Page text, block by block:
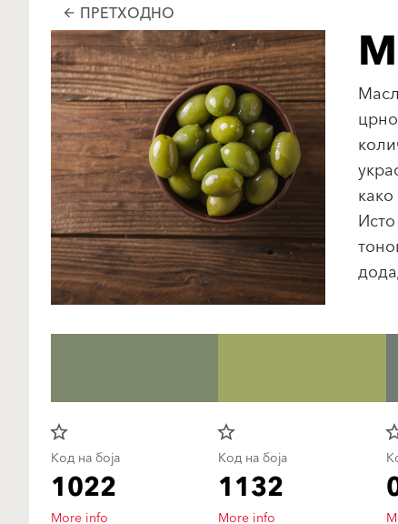
arrow_back ПРЕТХОДНО
star_border
Код на боја
1022
More info
star_border
Код на боја
1132
More info